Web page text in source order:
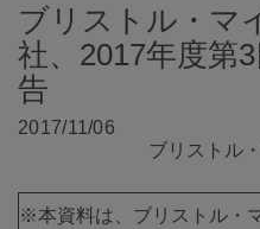
ブリストル・マ
社、2017年度第
告
2017/11/06
ブリストル
※本資料は、ブリストル・